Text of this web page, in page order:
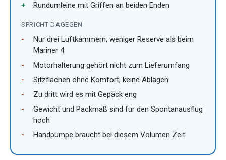
Rundumleine mit Griffen an beiden Enden
SPRICHT DAGEGEN
Nur drei Luftkammern, weniger Reserve als beim
Mariner 4
Motorhalterung gehört nicht zum Lieferumfang
Sitzflächen ohne Komfort, keine Ablagen
Zu dritt wird es mit Gepäck eng
Gewicht und Packmaß sind für den Spontanausflug
hoch
Handpumpe braucht bei diesem Volumen Zeit